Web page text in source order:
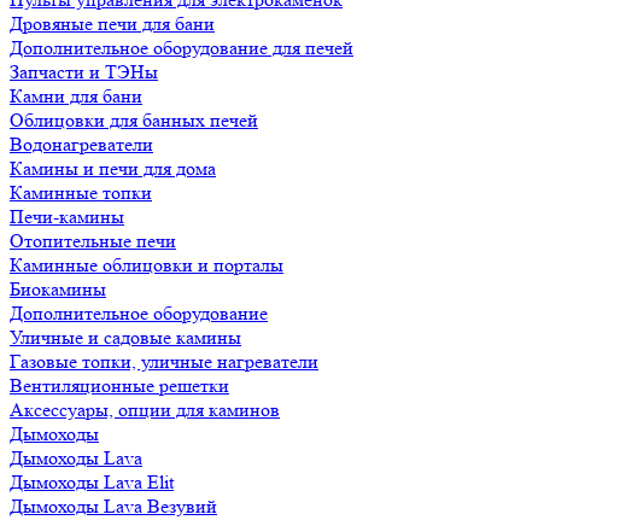
Дровяные печи для бани
Дополнительное оборудование для печей
Запчасти и ТЭНы
Камни для бани
Облицовки для банных печей
Водонагреватели
Камины и печи для дома
Каминные топки
Печи-камины
Отопительные печи
Каминные облицовки и порталы
Биокамины
Дополнительное оборудование
Уличные и садовые камины
Газовые топки, уличные нагреватели
Вентиляционные решетки
Аксессуары, опции для каминов
Дымоходы
Дымоходы Lava
Дымоходы Lava Elit
Дымоходы Lava Везувий